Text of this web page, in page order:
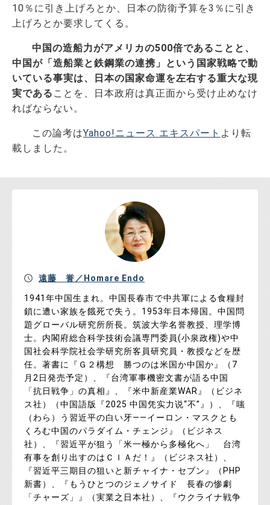
10％に引き上げろとか、日本の防衛予算を3％に引き
上げろとか要求してくる。
中国の造船力がアメリカの500倍であることと、
中国が「造船業と鉄鋼業の連携」という国家戦略で動
いている事実は、日本の国家命運を左右する重大な現
実である ことを、日本政府は真正面から受け止めなけ
ればならない。
この論考はYahoo!ニュース エキスパート より転
載しました。
遠藤 誉／Homare Endo
1941年中国生まれ。中国長春市で中共軍による食糧封
鎖に遭い家族を餓死で失う。1953年日本帰国。中国問
題グローバル研究所所長。筑波大学名誉教授、理学博
士。内閣府総合科学技術会議専門委員(小泉政権)や中
国社会科学院社会学研究所客員研究員・教授などを歴
任。著書に『Ｇ２構想 勝つのは米国か中国か』（7
月2日発売予定）、『台湾軍事機密文書が語る中国
「抗日戦争」の真相』、『米中新産業WAR』（ビジネ
ス社）（中国語版『2025 中国凭实力说“不”』）、『嗤
（わら）う習近平の白い牙――イーロン・マスクとも
くろむ中国のパラダイム・チェンジ』（ビジネス
社）、『習近平が狙う「米一極から多極化へ」 台湾
有事を創り出すのはＣＩＡだ！』（ビジネス社）、
『習近平三期目の狙いと新チャイナ・セブン』（PHP
新書）、『もうひとつのジェノサイド 長春の惨劇
「チャーズ」』（実業之日本社）、『ウクライナ戦争